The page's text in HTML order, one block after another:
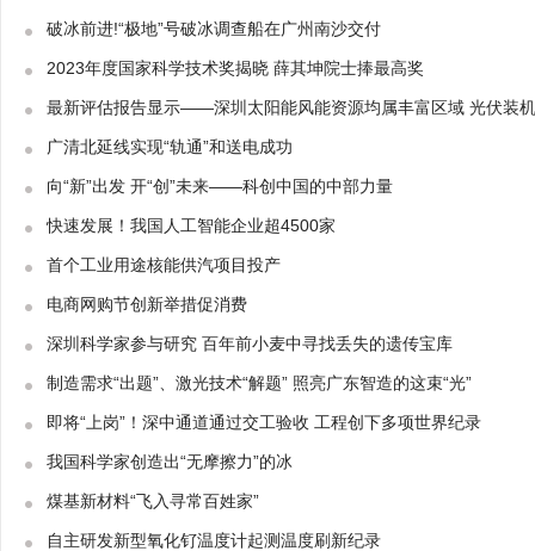
破冰前进!“极地”号破冰调查船在广州南沙交付
2023年度国家科学技术奖揭晓 薛其坤院士捧最高奖
最新评估报告显示——深圳太阳能风能资源均属丰富区域 光伏装
广清北延线实现“轨通”和送电成功
向“新”出发 开“创”未来——科创中国的中部力量
快速发展！我国人工智能企业超4500家
首个工业用途核能供汽项目投产
电商网购节创新举措促消费
深圳科学家参与研究 百年前小麦中寻找丢失的遗传宝库
制造需求“出题”、激光技术“解题” 照亮广东智造的这束“光”
即将“上岗”！深中通道通过交工验收 工程创下多项世界纪录
我国科学家创造出“无摩擦力”的冰
煤基新材料“飞入寻常百姓家”
自主研发新型氧化钌温度计起测温度刷新纪录